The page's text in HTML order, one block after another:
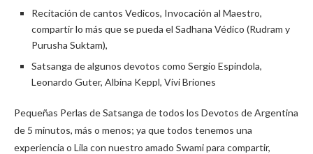
Recitación de cantos Vedicos, Invocación al Maestro,
compartir lo más que se pueda el Sadhana Védico (Rudram y
Purusha Suktam),
Satsanga de algunos devotos como Sergio Espindola,
Leonardo Guter, Albina Keppl, Vivi Briones
Pequeñas Perlas de Satsanga de todos los Devotos de Argentina
de 5 minutos, más o menos; ya que todos tenemos una
experiencia o Lila con nuestro amado Swami para compartir,